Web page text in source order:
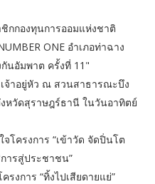
กองทุนการออมแห่งชาติ
ONE อำเภอท่าฉาง
นอัมพาต ครั้งที่ 11"
จ้าอยู่หัว ณ สวนสาธารณะบึง
หวัดสุราษฎร์ธานี ในวันอาทิตย์
ครงการ “เข้าวัด จัดปิ่นโต
ารสู่ประชาชน”
งการ “ทิ้งไปเสียดายแย่”